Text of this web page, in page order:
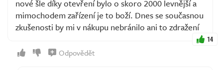
nové šle díky otevření bylo o skoro 2000 levnější a
mimochodem zařízení je to boží. Dnes se současnou
zkušenosti by mi v nákupu nebránilo ani to zdražení
14
Odpovědět